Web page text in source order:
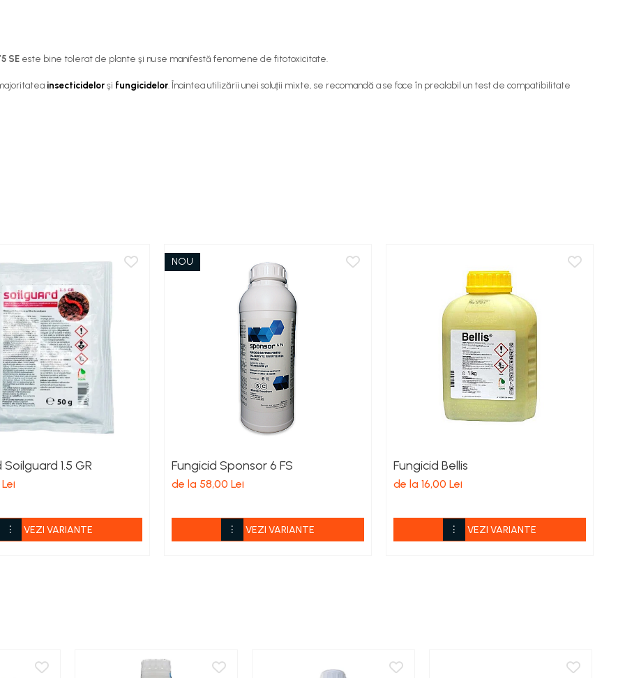
SE este bine tolerat de plante şi nu se manifestă fenomene de fitotoxicitate.
insecticidelor şi fungicidelor. Înaintea utilizării unei soluţii mixte, se recomandă a se face în prealabil un test de compatibilitate
1.5 GR
VEZI VARIANTE
NOU
Fungicid Sponsor 6 FS
de la 58,00 Lei
VEZI VARIANTE
Fungicid Bellis
de la 16,00 Lei
VEZI VARIANTE